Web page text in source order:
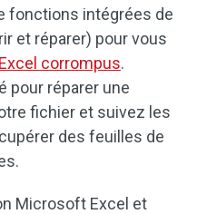
fonctions intégrées de
et réparer) pour vous
corrompus.
pour réparer une
fichier et suivez les
des feuilles de
Microsoft Excel et